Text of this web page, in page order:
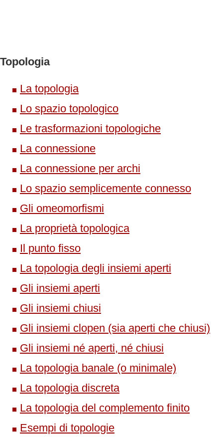
Topologia
La topologia
Lo spazio topologico
Le trasformazioni topologiche
La connessione
La connessione per archi
Lo spazio semplicemente connesso
Gli omeomorfismi
La proprietà topologica
Il punto fisso
La topologia degli insiemi aperti
Gli insiemi aperti
Gli insiemi chiusi
Gli insiemi clopen (sia aperti che chiusi)
Gli insiemi né aperti, né chiusi
La topologia banale (o minimale)
La topologia discreta
La topologia del complemento finito
Esempi di topologie